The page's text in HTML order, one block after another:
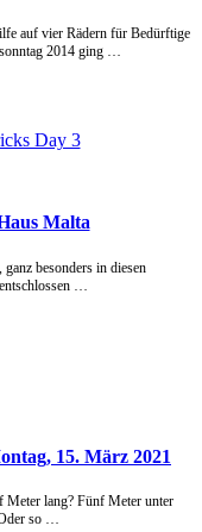
auf vier Rädern für Bedürftige
2014 ging …
Malta
besonders in diesen
…
15. März 2021
Meter lang? Fünf Meter unter
so …